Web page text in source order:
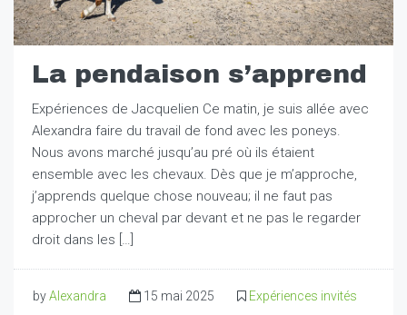
La pendaison s’apprend
Expériences de Jacquelien Ce matin, je suis allée avec
Alexandra faire du travail de fond avec les poneys.
Nous avons marché jusqu’au pré où ils étaient
ensemble avec les chevaux. Dès que je m’approche,
j’apprends quelque chose nouveau; il ne faut pas
approcher un cheval par devant et ne pas le regarder
droit dans les […]
byAlexandra 15 mai 2025 Expériences invités